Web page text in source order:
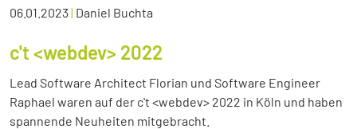
06.01.2023| Daniel Buchta
c't <webdev> 2022
Lead Software Architect Florian und Software Engineer
Raphael waren auf der c't <webdev> 2022 in Köln und haben
spannende Neuheiten mitgebracht.